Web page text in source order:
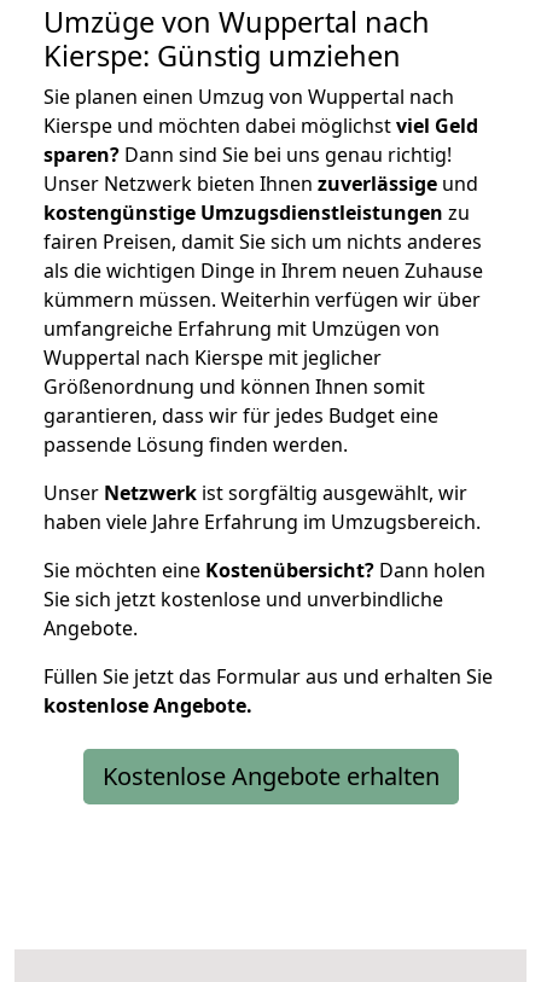
Umzüge von Wuppertal nach
Kierspe: Günstig umziehen
Sie planen einen Umzug von Wuppertal nach
Kierspe und möchten dabei möglichstviel Geld
sparen? Dann sind Sie bei uns genau richtig!
Unser Netzwerk bieten Ihnen zuverlässige und
kostengünstige Umzugsdienstleistungen zu
fairen Preisen, damit Sie sich um nichts anderes
als die wichtigen Dinge in Ihrem neuen Zuhause
kümmern müssen. Weiterhin verfügen wir über
umfangreiche Erfahrung mit Umzügen von
Wuppertal nach Kierspe mit jeglicher
Größenordnung und können Ihnen somit
garantieren, dass wir für jedes Budget eine
passende Lösung finden werden.
Unser Netzwerk ist sorgfältig ausgewählt, wir
haben viele Jahre Erfahrung im Umzugsbereich.
Sie möchten eine Kostenübersicht? Dann holen
Sie sich jetzt kostenlose und unverbindliche
Angebote.
Füllen Sie jetzt das Formular aus und erhalten Sie
kostenloseAngebote.
Kostenlose Angebote erhalten